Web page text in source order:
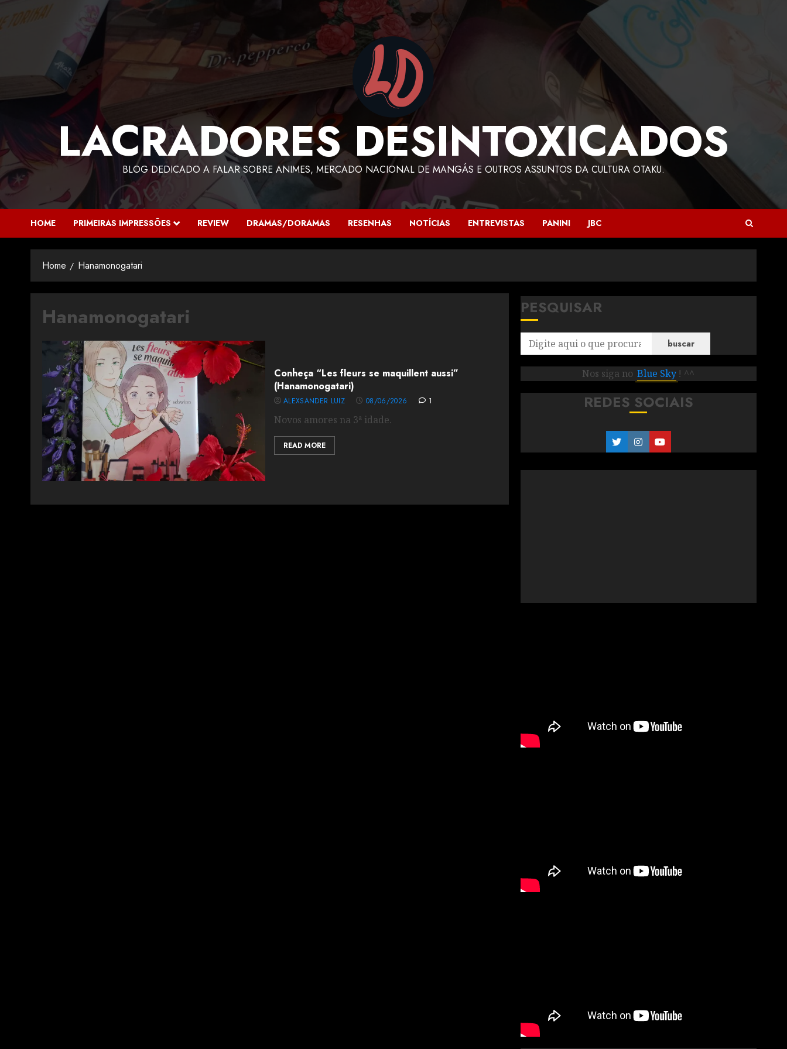
LACRADORES DESINTOXICADOS
BLOG DEDICADO A FALAR SOBRE ANIMES, MERCADO NACIONAL DE MANGÁS E OUTROS ASSUNTOS DA CULTURA OTAKU.
HOME PRIMEIRAS IMPRESSÕES REVIEW DRAMAS/DORAMAS RESENHAS NOTÍCIAS ENTREVISTAS PANINI JBC
Home Hanamonogatari
Hanamonogatari
Conheça “Les fleurs se maquillent aussi”
(Hanamonogatari)
ALEXSANDER LUIZ 08/06/2026 1
Novos amores na 3ª idade.
READ MORE
PESQUISAR
buscar
Nos siga no Blue Sky ! ^^
REDES SOCIAIS